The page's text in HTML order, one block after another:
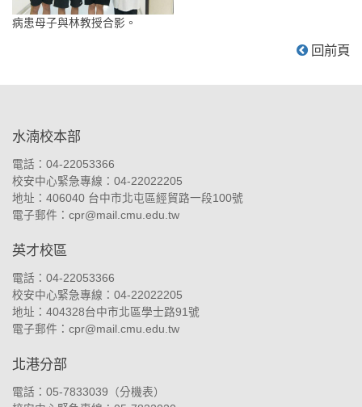
病患母子與林教授合影。
回前頁
水湳校本部
電話：04-22053366
校安中心緊急專線：04-22022205
地址： 406040 台中市北屯區經貿路一段100號
電子郵件： cpr@mail.cmu.edu.tw
英才校區
電話：04-22053366
校安中心緊急專線：04-22022205
地址： 404328台中市北區學士路91號
電子郵件： cpr@mail.cmu.edu.tw
北港分部
電話：05-7833039（分機表）